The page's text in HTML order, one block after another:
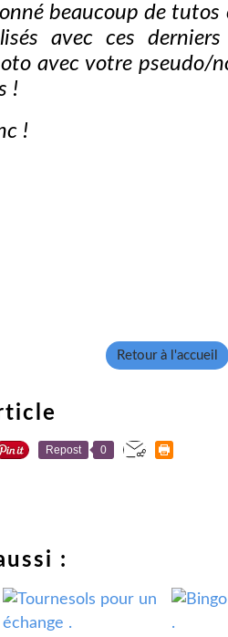
beaucoup de
avec ces
avec votre pseudo/
!
!
Retour à l'accueil
Repost 0
: